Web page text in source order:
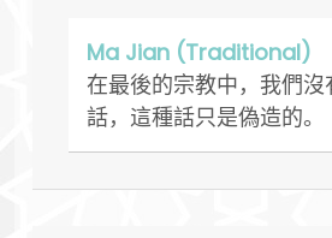
Ma Jian (Traditional)
在最後的宗教中，我們沒
話，這種話只是偽造的。